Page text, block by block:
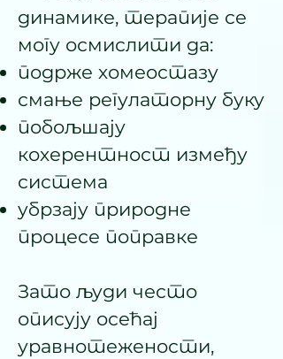
динамике, терапије се
могу осмислити да:
подрже хомеостазу
смање регулаторну буку
побољшају
кохерентност између
система
убрзају природне
процесе поправке
Зато људи често
описују осећај
уравнотежености,